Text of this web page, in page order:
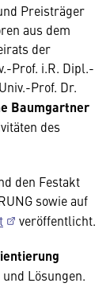
Preisträger
aus dem
der
Prof. i.R. Dipl.-
, Univ.-Prof. Dr.
Baumgartner
des
den Festakt
sowie auf
veröffentlicht.
und Lösungen.